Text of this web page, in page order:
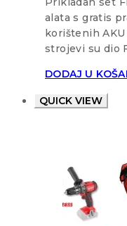
alata s gratis
korištenih
strojevi su dio
DODAJ U
QUICK VIEW